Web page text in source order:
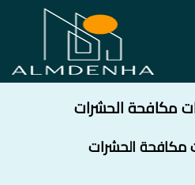
مكافحة الحشرات
مكافحة الحشرات